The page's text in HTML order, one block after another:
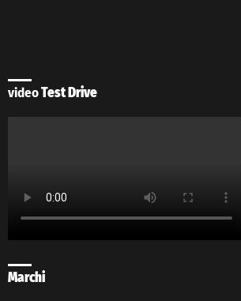
videoTest Drive
Marchi